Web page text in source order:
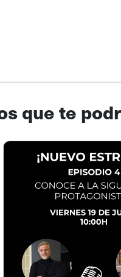
que te